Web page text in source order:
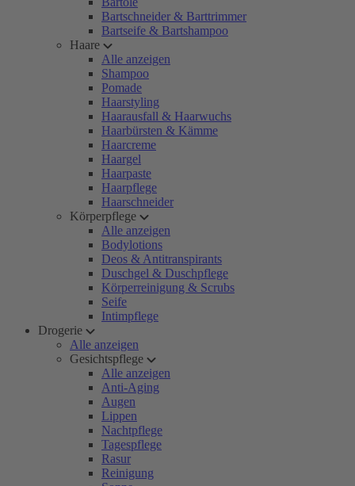
Bartschneider & Barttrimmer
Bartseife & Bartshampoo
Haare
Alle anzeigen
Shampoo
Pomade
Haarstyling
Haarausfall & Haarwuchs
Haarbürsten & Kämme
Haarcreme
Haargel
Haarpaste
Haarpflege
Haarschneider
Körperpflege
Alle anzeigen
Bodylotions
Deos & Antitranspirants
Duschgel & Duschpflege
Körperreinigung & Scrubs
Seife
Intimpflege
Drogerie
Alle anzeigen
Gesichtspflege
Alle anzeigen
Anti-Aging
Augen
Lippen
Nachtpflege
Tagespflege
Rasur
Reinigung